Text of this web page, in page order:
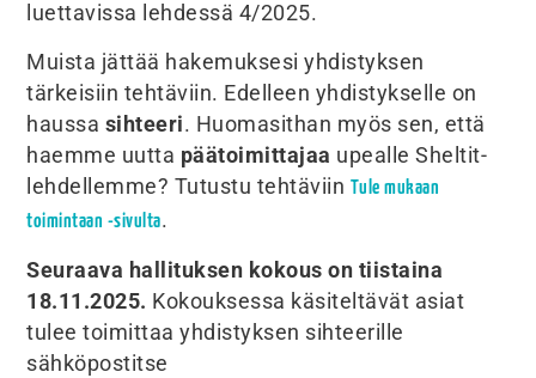
luettavissa lehdessä 4/2025.
Muista jättää hakemuksesi yhdistyksen
tärkeisiin tehtäviin. Edelleen yhdistykselle on
haussa sihteeri. Huomasithan myös sen, että
haemme uutta päätoimittajaa upealle Sheltit-
lehdellemme? Tutustu tehtäviin Tule mukaan
toimintaan -sivulta.
Seuraava hallituksen kokous on tiistaina
18.11.2025. Kokouksessa käsiteltävät asiat
tulee toimittaa yhdistyksen sihteerille
sähköpostitse